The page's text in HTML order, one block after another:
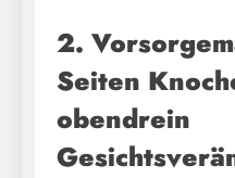
2.
Seiten
obendrein